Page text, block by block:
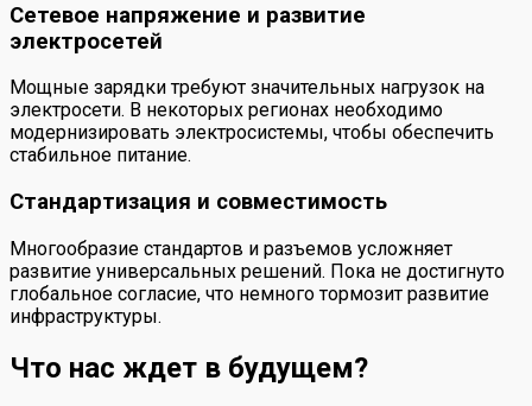
Сетевое напряжение и развитие
электросетей
Мощные зарядки требуют значительных нагрузок на
электросети. В некоторых регионах необходимо
модернизировать электросистемы, чтобы обеспечить
стабильное питание.
Стандартизация и совместимость
Многообразие стандартов и разъемов усложняет
развитие универсальных решений. Пока не достигнуто
глобальное согласие, что немного тормозит развитие
инфраструктуры.
Что нас ждет в будущем?